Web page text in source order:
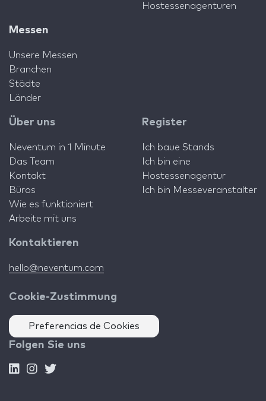
Hostessenagenturen
Messen
Unsere Messen
Branchen
Städte
Länder
Über uns
Neventum in 1 Minute
Das Team
Kontakt
Büros
Wie es funktioniert
Arbeite mit uns
Register
Ich baue Stands
Ich bin eine
Hostessenagentur
Ich bin Messeveranstalter
Kontaktieren
hello@neventum.com
Cookie-Zustimmung
Preferencias de Cookies
Folgen Sie uns